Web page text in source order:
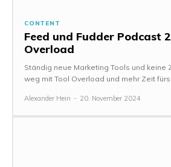
CONTENT
Feed und Fudder Podcast
Overload
Ständig neue Marketing Tools und keine
weg mit Tool Overload und mehr Zeit
Alexander Hein - 20. November 2024